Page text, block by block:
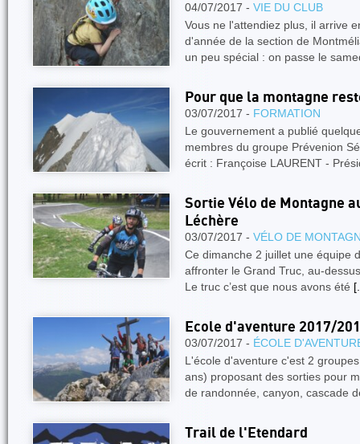
04/07/2017 - VIE DU CLUB
Vous ne l'attendiez plus, il arrive
d'année de la section de
un peu spécial : on passe le
Pour que la montagne
03/07/2017 - FORMATION
Le gouvernement a publié
membres du groupe Prévenion
écrit : Françoise LAURENT -
Sortie Vélo de Montagne
Léchère
03/07/2017 - VÉLO DE
Ce dimanche 2 juillet une équipe
affronter le Grand Truc, au-
Le truc c’est que nous avons été
Ecole d'aventure 2017/
03/07/2017 - ÉCOLE
L'école d'aventure c'est 2
ans) proposant des sorties pour
de randonnée, canyon, cascade
Trail de l'Etendard